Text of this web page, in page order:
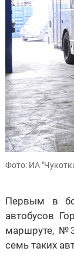
Фото: ИА
Первым в
автобусов
маршруте,
семь таких